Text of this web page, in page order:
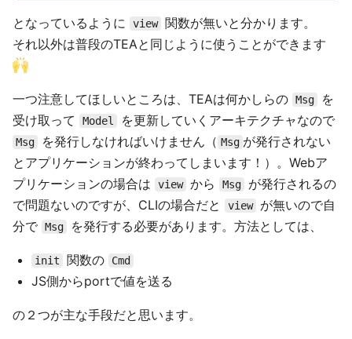
となっているように view 関数が無いと分かります。
それ以外は普段のTEAと同じように使うことができます
一つ注意してほしいところは、TEAは何かしらの Msg
を
受け取って
Model を更新していくアーキテクチャなので
Msg を発行しなければいけません（ Msg が発行されない
とアプリケーションが終わってしまいます！）。Webア
プリケーションの場合は
view から Msg
が発行されるの
で問題ないのですが、CLIの場合だと
view
が無いので自
分で Msg を発行する必要があります。方法としては、
init 関数の Cmd
JS側からportで値を送る
の２つが主な手段だと思います。